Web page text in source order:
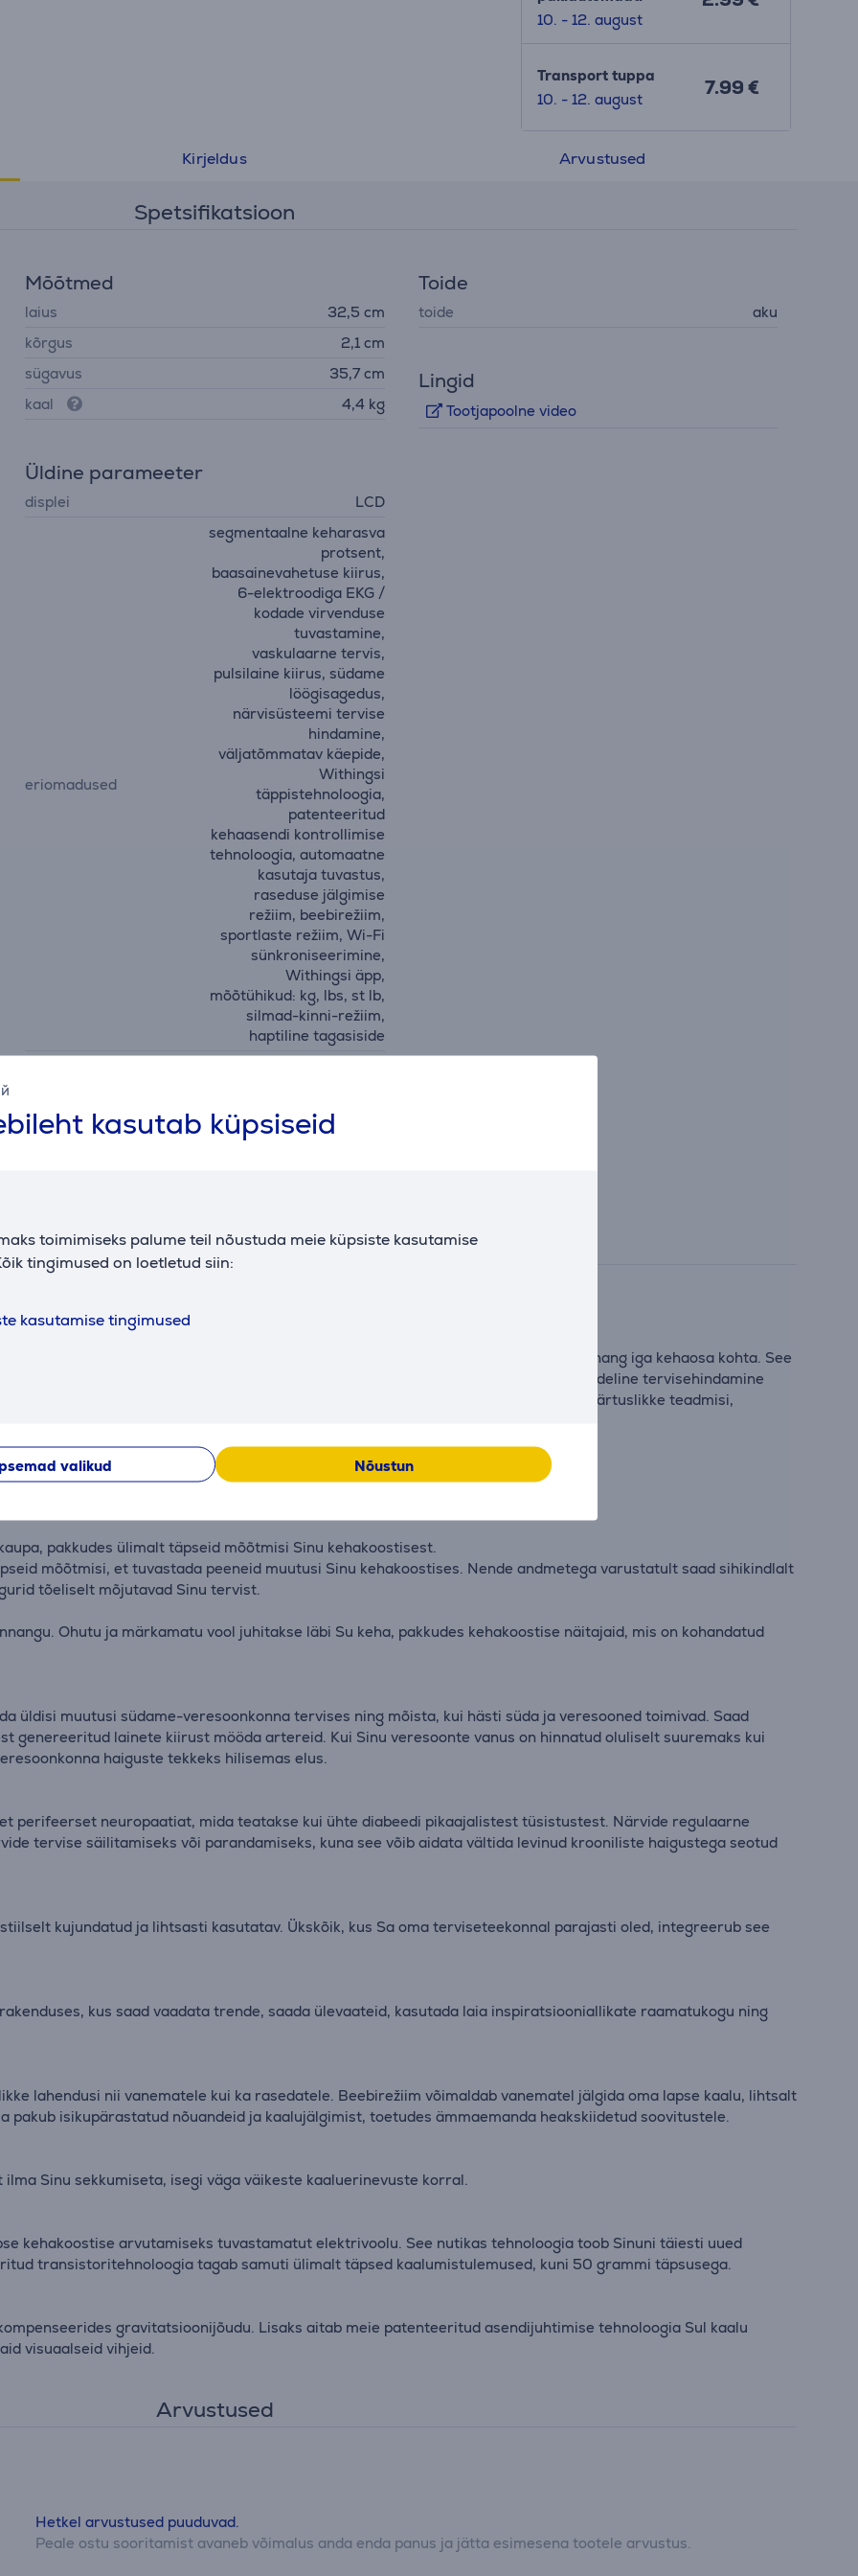
kasutab küpsiseid
toimimiseks palume teil nõustuda meie küpsiste kasutamise
tingimused on loetletud siin:
kasutamise tingimused
valikud Nõustun
10. - 12. august
Transport tuppa
10. - 12. august
7.99 €
Kirjeldus Arvustused
Spetsifikatsioon
Mõõtmed
laius
32,5 cm
kõrgus
2,1 cm
sügavus
35,7 cm
kaal
4,4 kg
Üldine parameeter
displei LCD
eriomadused
segmentaalne keharasva
protsent,
baasainevahetuse kiirus,
6-elektroodiga EKG /
kodade virvenduse
tuvastamine,
vaskulaarne tervis,
pulsilaine kiirus, südame
löögisagedus,
närvisüsteemi tervise
hindamine,
väljatõmmatav käepide,
Withingsi
täppistehnoloogia,
patenteeritud
kehaasendi kontrollimise
tehnoloogia, automaatne
kasutaja tuvastus,
raseduse jälgimise
režiim, beebirežiim,
sportlaste režiim, Wi-Fi
sünkroniseerimine,
Withingsi äpp,
mõõtühikud: kg, lbs, st lb,
silmad-kinni-režiim,
haptiline tagasiside
Toide
toide aku
Lingid
Tootjapoolne video
Kirjeldus
tuvastades rasva ja lihasmassi kolmes põhivaldkonnas: jalad, torso ja käed.
analüüsi (BIA) tehnoloogiat kaalu käepideme kaudu, et saada ülitäpne hinnang iga kehaosa kohta. See
või parandada oma füüsilist sooritusvõimet sihipärase lähenemise abil. See läbimurdeline tervisehindamine
võrrelda oma andmeid sarnaste kasutajatega. See teadmine võib pakkuda väärtuslikke teadmisi,
andes täpsed tulemused isegi vaibal kasutades.
pakkudes ülimalt täpseid mõõtmisi Sinu kehakoostisest.
mõõtmisi, et tuvastada peeneid muutusi Sinu kehakoostises. Nende andmetega varustatult saad sihikindlalt
tõeliselt mõjutavad Sinu tervist.
Ohutu ja märkamatu vool juhitakse läbi Su keha, pakkudes kehakoostise näitajaid, mis on kohandatud
üldisi muutusi südame-veresoonkonna tervises ning mõista, kui hästi süda ja veresooned toimivad. Saad
genereeritud lainete kiirust mööda artereid. Kui Sinu veresoonte vanus on hinnatud oluliselt suuremaks kui
haiguste tekkeks hilisemas elus.
perifeerset neuropaatiat, mida teatakse kui ühte diabeedi pikaajalistest tüsistustest. Närvide regulaarne
tervise säilitamiseks või parandamiseks, kuna see võib aidata vältida levinud krooniliste haigustega seotud
kujundatud ja lihtsasti kasutatav. Ükskõik, kus Sa oma terviseteekonnal parajasti oled, integreerub see
kus saad vaadata trende, saada ülevaateid, kasutada laia inspiratsiooniallikate raamatukogu ning
lahendusi nii vanematele kui ka rasedatele. Beebirežiim võimaldab vanematel jälgida oma lapse kaalu, lihtsalt
pakub isikupärastatud nõuandeid ja kaalujälgimist, toetudes ämmaemanda heakskiidetud soovitustele.
Sinu sekkumiseta, isegi väga väikeste kaaluerinevuste korral.
kehakoostise arvutamiseks tuvastamatut elektrivoolu. See nutikas tehnoloogia toob Sinuni täiesti uued
transistoritehnoloogia tagab samuti ülimalt täpsed kaalumistulemused, kuni 50 grammi täpsusega.
gravitatsioonijõudu. Lisaks aitab meie patenteeritud asendijuhtimise tehnoloogia Sul kaalu
visuaalseid vihjeid.
Arvustused
Hetkel arvustused puuduvad.
Peale ostu sooritamist avaneb võimalus anda enda panus ja jätta esimesena tootele arvustus.